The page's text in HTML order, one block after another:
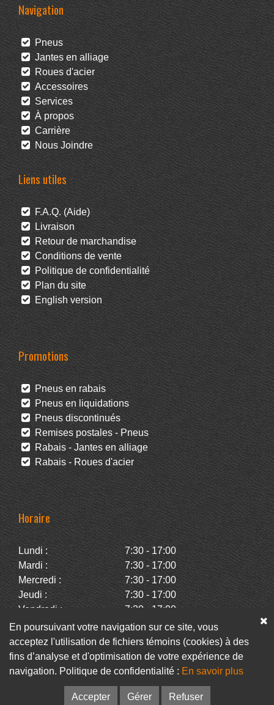
Navigation
Pneus
Jantes en alliage
Roues d'acier
Accessoires
Services
À propos
Carrière
Nous Joindre
Liens utiles
F.A.Q. (Aide)
Livraison
Retour de marchandise
Conditions de vente
Politique de confidentialité
Plan du site
English version
Promotions
Pneus en rabais
Pneus en liquidations
Pneus discontinués
Remises postales - Pneus
Rabais - Jantes en alliage
Rabais - Roues d'acier
Horaire
Lundi :
7:30 - 17:00
Mardi :
7:30 - 17:00
Mercredi :
7:30 - 17:00
Jeudi :
7:30 - 17:00
Vendredi :
7:30 - 17:00
Samedi :
Fermé
Dimanche :
Fermé
Facebook Infolettre
En poursuivant votre navigation sur ce site, vous
acceptez l'utilisation de fichiers témoins (cookies) à des
fins d’analyse et d'optimisation de votre expérience de
navigation. Politique de confidentialité : En savoir plus
Accepter Gérer Refuser